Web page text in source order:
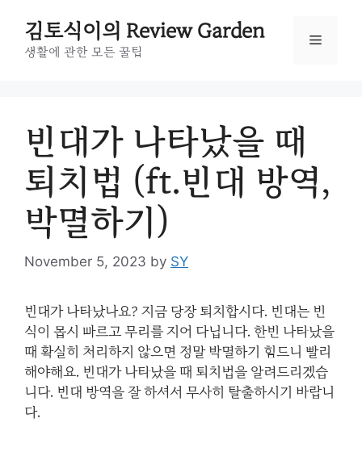
content
김토식이의 Review Garden
생활에 관한 모든 꿀팁
Menu
빈대가 나타났을 때
퇴치법 (ft.빈대 방역,
박멸하기)
November 5, 2023 by SY
빈대가 나타났나요? 지금 당장 퇴치합시다. 빈대는 번
식이 몹시 빠르고 무리를 지어 다닙니다. 한번 나타났을
때 확실히 처리하지 않으면 정말 박멸하기 힘드니 빨리
해야해요. 빈대가 나타났을 때 퇴치법을 알려드리겠습
니다. 빈대 방역을 잘 하셔서 무사히 탈출하시기 바랍니
다.